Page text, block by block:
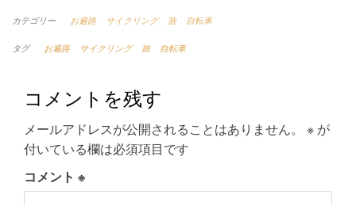
カテゴリー お遍路 サイクリング 旅 自転車
タグ お遍路 サイクリング 旅 自転車
コメントを残す
メールアドレスが公開されることはありません。 ※ が
付いている欄は必須項目です
コメント ※